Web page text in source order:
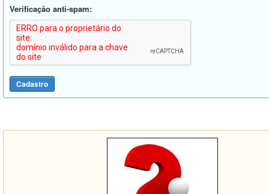
Verificação anti-spam: